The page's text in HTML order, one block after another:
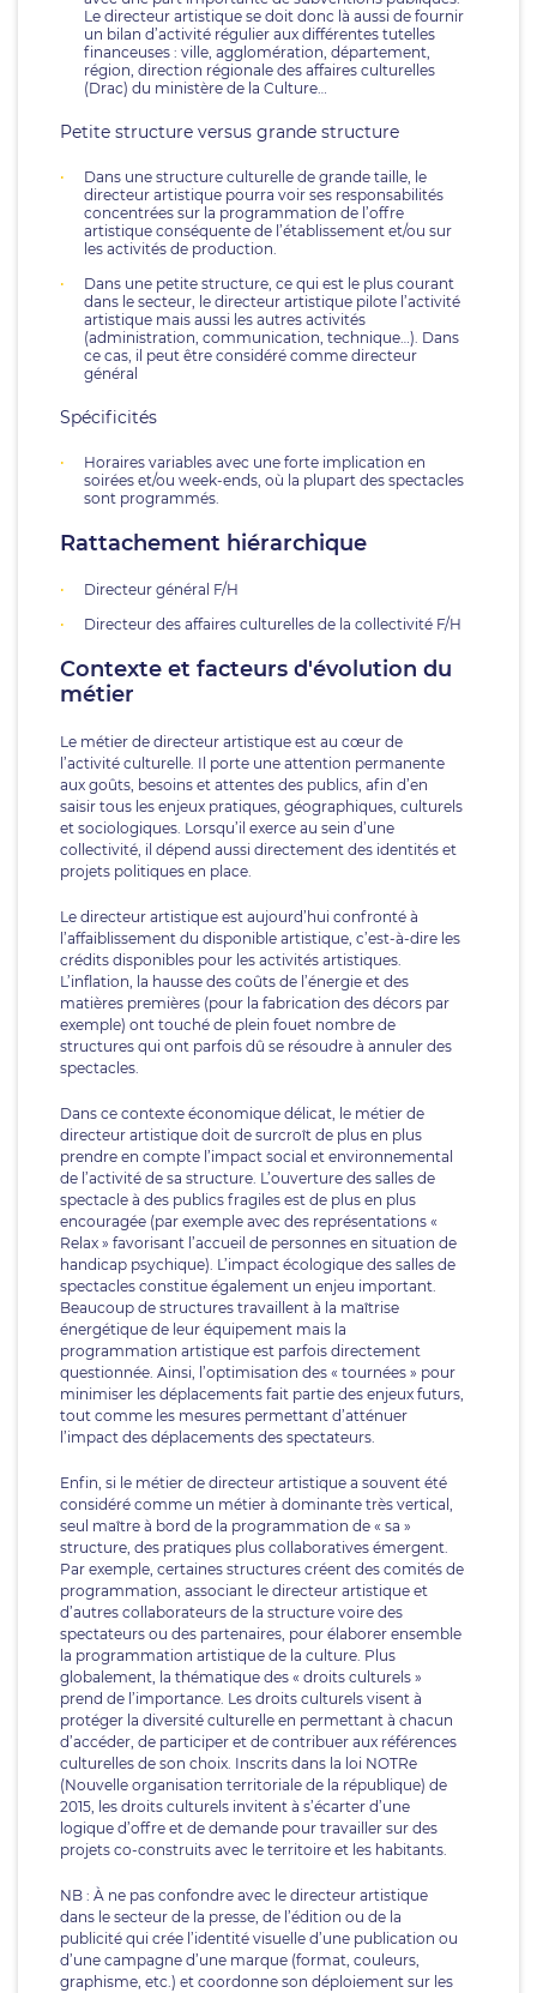
Le directeur artistique se doit donc là aussi de fournir
un bilan d’activité régulier aux différentes tutelles
financeuses : ville, agglomération, département,
région, direction régionale des affaires culturelles
(Drac) du ministère de la Culture…
Petite structure versus grande structure
Dans une structure culturelle de grande taille, le
directeur artistique pourra voir ses responsabilités
concentrées sur la programmation de l’offre
artistique conséquente de l’établissement et/ou sur
les activités de production.
Dans une petite structure, ce qui est le plus courant
dans le secteur, le directeur artistique pilote l’activité
artistique mais aussi les autres activités
(administration, communication, technique…). Dans
ce cas, il peut être considéré comme directeur
général
Spécificités
Horaires variables avec une forte implication en
soirées et/ou week-ends, où la plupart des spectacles
sont programmés.
Rattachement hiérarchique
Directeur général F/H
Directeur des affaires culturelles de la collectivité F/H
Contexte et facteurs d'évolution du
métier
Le métier de directeur artistique est au cœur de
l’activité culturelle. Il porte une attention permanente
aux goûts, besoins et attentes des publics, afin d’en
saisir tous les enjeux pratiques, géographiques, culturels
et sociologiques. Lorsqu’il exerce au sein d’une
collectivité, il dépend aussi directement des identités et
projets politiques en place.
Le directeur artistique est aujourd’hui confronté à
l’affaiblissement du disponible artistique, c’est-à-dire les
crédits disponibles pour les activités artistiques.
L’inflation, la hausse des coûts de l’énergie et des
matières premières (pour la fabrication des décors par
exemple) ont touché de plein fouet nombre de
structures qui ont parfois dû se résoudre à annuler des
spectacles.
Dans ce contexte économique délicat, le métier de
directeur artistique doit de surcroît de plus en plus
prendre en compte l’impact social et environnemental
de l’activité de sa structure. L’ouverture des salles de
spectacle à des publics fragiles est de plus en plus
encouragée (par exemple avec des représentations «
Relax » favorisant l’accueil de personnes en situation de
handicap psychique). L’impact écologique des salles de
spectacles constitue également un enjeu important.
Beaucoup de structures travaillent à la maîtrise
énergétique de leur équipement mais la
programmation artistique est parfois directement
questionnée. Ainsi, l’optimisation des « tournées » pour
minimiser les déplacements fait partie des enjeux futurs,
tout comme les mesures permettant d’atténuer
l’impact des déplacements des spectateurs.
Enfin, si le métier de directeur artistique a souvent été
considéré comme un métier à dominante très vertical,
seul maître à bord de la programmation de « sa »
structure, des pratiques plus collaboratives émergent.
Par exemple, certaines structures créent des comités de
programmation, associant le directeur artistique et
d’autres collaborateurs de la structure voire des
spectateurs ou des partenaires, pour élaborer ensemble
la programmation artistique de la culture. Plus
globalement, la thématique des « droits culturels »
prend de l’importance. Les droits culturels visent à
protéger la diversité culturelle en permettant à chacun
d’accéder, de participer et de contribuer aux références
culturelles de son choix. Inscrits dans la loi NOTRe
(Nouvelle organisation territoriale de la république) de
2015, les droits culturels invitent à s’écarter d’une
logique d’offre et de demande pour travailler sur des
projets co-construits avec le territoire et les habitants.
NB : À ne pas confondre avec le directeur artistique
dans le secteur de la presse, de l’édition ou de la
publicité qui crée l’identité visuelle d’une publication ou
d’une campagne d’une marque (format, couleurs,
graphisme, etc.) et coordonne son déploiement sur les